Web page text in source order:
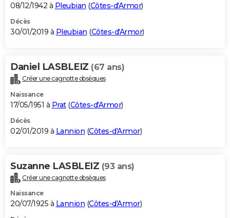
08/12/1942 à Pleubian (Côtes-d'Armor)
Décès
30/01/2019 à Pleubian (Côtes-d'Armor)
Daniel LASBLEIZ (67 ans)
Créer une cagnotte obsèques
Naissance
17/05/1951 à Prat(Côtes-d'Armor)
Décès
02/01/2019 à Lannion (Côtes-d'Armor)
Suzanne LASBLEIZ (93 ans)
Créer une cagnotte obsèques
Naissance
20/07/1925 à Lannion (Côtes-d'Armor)